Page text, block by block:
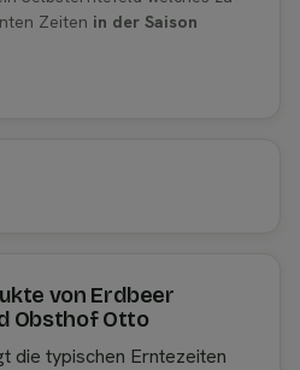
Zeiten in der Saison
von Erdbeer
Obsthof Otto
die typischen Erntezeiten